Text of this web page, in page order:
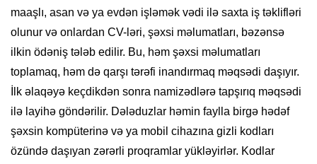
maaşlı, asan və ya evdən işləmək vədi ilə saxta iş təklifləri
olunur və onlardan CV-ləri, şəxsi məlumatları, bəzənsə
ilkin ödəniş tələb edilir. Bu, həm şəxsi məlumatları
toplamaq, həm də qarşı tərəfi inandırmaq məqsədi daşıyır.
İlk əlaqəyə keçdikdən sonra namizədlərə tapşırıq məqsədi
ilə layihə göndərilir. Dələduzlar həmin faylla birgə hədəf
şəxsin kompüterinə və ya mobil cihazına gizli kodları
özündə daşıyan zərərli proqramlar yükləyirlər. Kodlar